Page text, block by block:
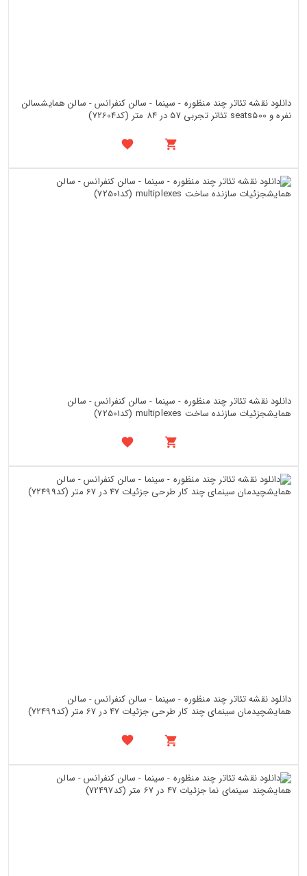
دانلود نقشه تئاتر چند منظوره - سینما - سالن کنفرانس - سالن همایشسالن
نفره و seats500 تئاتر تجربی 57 در 84 متر (کد72604)
دانلود نقشه تئاتر چند منظوره - سینما - سالن کنفرانس - سالن
همایشجزئیات سازنده ساخت multiplexes (کد72501)
دانلود نقشه تئاتر چند منظوره - سینما - سالن کنفرانس - سالن
همایشچیدمان سینمای چند کار طرحی جزئیات 47 در 67 متر (کد72499)